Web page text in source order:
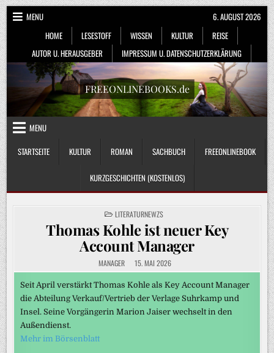
Skip
to
content
MENU
HOME
LESESTOFF WISSEN KULTUR
REISE
AUTOR U. HERAUSGEBER
IMPRESSUM U. DATENSCHUTZERKLÄRUNG
6. AUGUST 2026
FREEONLINEBOOKS.de
MENU
STARTSEITE
KULTUR ROMAN SACHBUCH FREEONLINEBOOK
KURZGESCHICHTEN (KOSTENLOS)
POSTED
IN
LITERATURNEWZS
Thomas Kohle ist neuer Key
Account Manager
MANAGER 15. MAI 2026
Seit April verstärkt Thomas Kohle als Key Account Manager
die Abteilung Verkauf/Vertrieb der Verlage Suhrkamp und
Insel. Seine Vorgängerin Marion Jaiser wechselt in den
Außendienst.
Mehr im Börsenblatt